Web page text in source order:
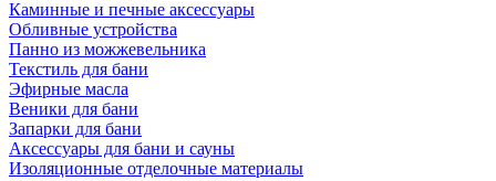
Каминные и печные аксессуары
Обливные устройства
Панно из можжевельника
Текстиль для бани
Эфирные масла
Веники для бани
Запарки для бани
Аксессуары для бани и сауны
Изоляционные отделочные материалы